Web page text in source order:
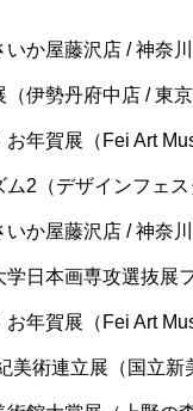
か屋藤沢店 / 神奈川
伊勢丹府中店 / 東京
年賀展（Fei Art
2（デザインフェス
か屋藤沢店 / 神奈川
日本画専攻選抜展
年賀展（Fei Art
術連立展（国立新